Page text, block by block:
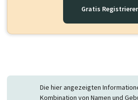
Gratis
Die hier angezeigten
Kombination von Namen und